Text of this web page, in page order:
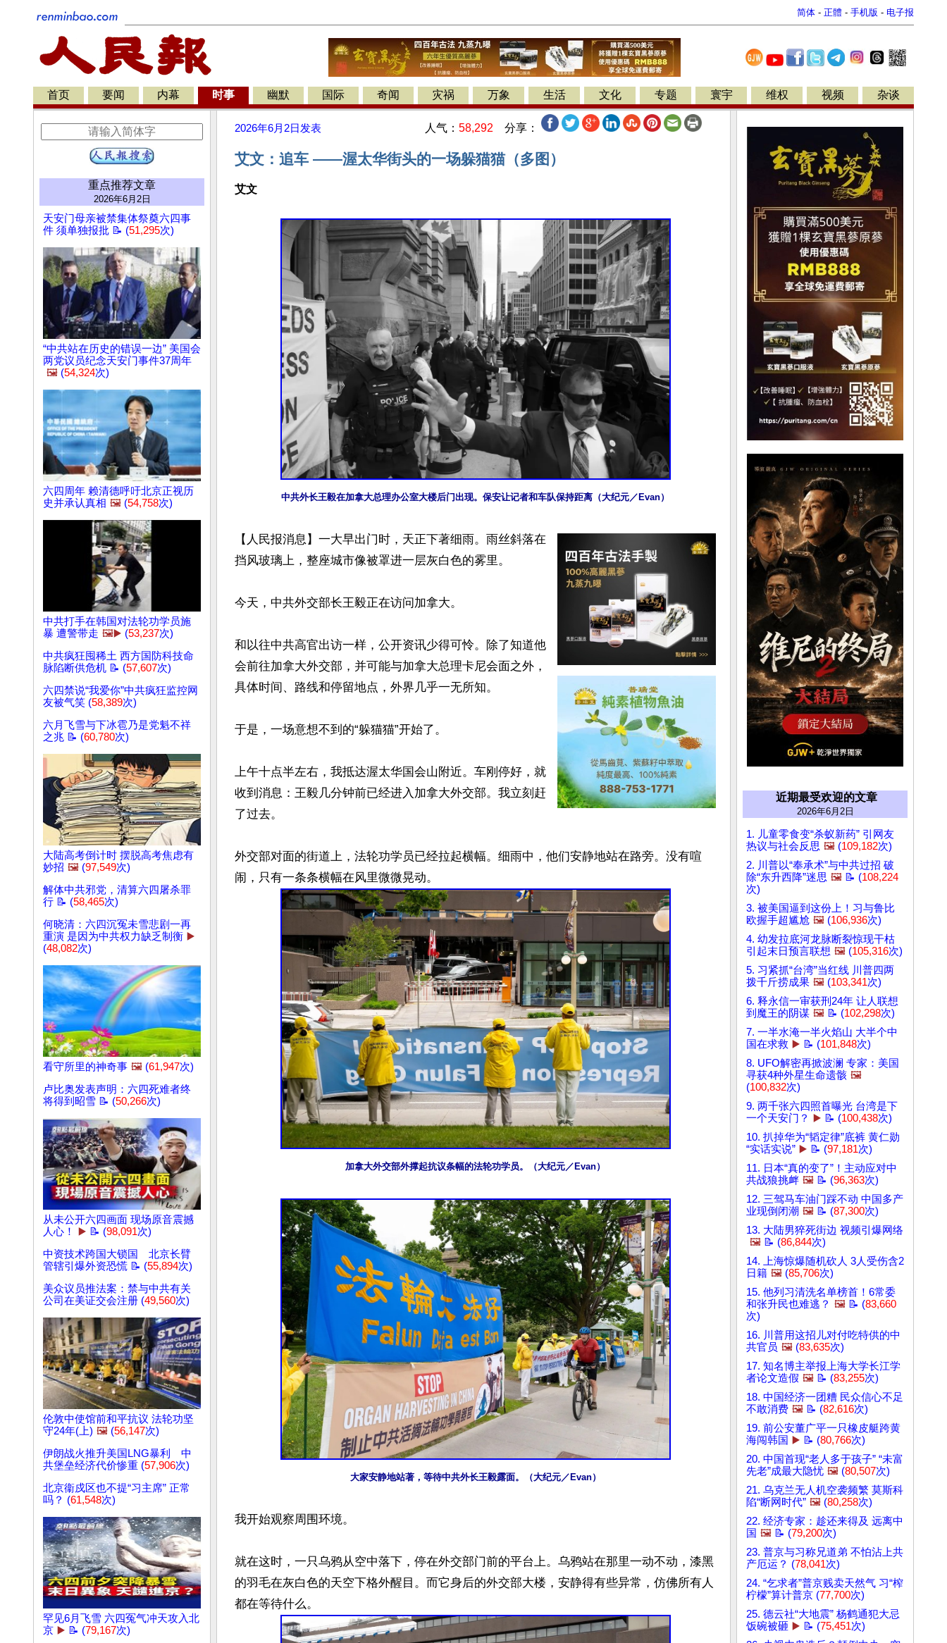
简体 - 正體 - 手机版 - 电子报
首页 要闻 内幕 时事 幽默 国际 奇闻 灾祸 万象 生活 文化 专题 寰宇 维权 视频 杂谈
重点推荐文章
2026年6月2日
天安门母亲被禁集体祭奠六四事
件 须单独报批 📝 (51,295次)
“中共站在历史的错误一边” 美国会
两党议员纪念天安门事件37周年
🖼️ (54,324次)
六四周年 赖清德呼吁北京正视历
史并承认真相 🖼️ (54,758次)
中共打手在韩国对法轮功学员施
暴 遭警带走 🖼️▶️ (53,237次)
中共疯狂囤稀土 西方国防科技命
脉陷断供危机 📝 (57,607次)
六四禁说“我爱你”中共疯狂监控网
友被气笑 (58,389次)
六月飞雪与下冰雹乃是党魁不祥
之兆 📝 (60,780次)
大陆高考倒计时 摆脱高考焦虑有
妙招 🖼️ (97,549次)
解体中共邪党，清算六四屠杀罪
行 📝 (58,465次)
何晓清：六四沉冤未雪悲剧一再
重演 是因为中共权力缺乏制衡 ▶️
(48,082次)
看守所里的神奇事 🖼️ (61,947次)
卢比奥发表声明：六四死难者终
将得到昭雪 📝 (50,266次)
从未公开六四画面 现场原音震撼
人心！
▶️ 📝 (98,091次)
中资技术跨国大锁国 北京长臂
管辖引爆外资恐慌 📝 (55,894次)
美众议员推法案：禁与中共有关
公司在美证交会注册 (49,560次)
伦敦中使馆前和平抗议 法轮功坚
守24年(上) 🖼️ (56,147次)
伊朗战火推升美国LNG暴利 中
共堡垒经济代价惨重 (57,906次)
北京衞戍区也不提“习主席” 正常
吗？ (61,548次)
罕见6月飞雪 六四冤气冲天攻入北
京 ▶️ 📝 (79,167次)
2026年6月2日 发表 人气： 58,292 分享：
艾文：追车 ——渥太华街头的一场躲猫猫（多图）
艾文
中共外长王毅在加拿大总理办公室大楼后门出现。保安让记者和车队保持距离（大纪元／Evan）
【人民报消息】一大早出门时，天正下著细雨。雨丝斜落在
挡风玻璃上，整座城市像被罩进一层灰白色的雾里。
今天，中共外交部长王毅正在访问加拿大。
和以往中共高官出访一样，公开资讯少得可怜。除了知道他
会前往加拿大外交部，并可能与加拿大总理卡尼会面之外，
具体时间、路线和停留地点，外界几乎一无所知。
于是，一场意想不到的“躲猫猫”开始了。
上午十点半左右，我抵达渥太华国会山附近。车刚停好，就
收到消息：王毅几分钟前已经进入加拿大外交部。我立刻赶
了过去。
外交部对面的街道上，法轮功学员已经拉起横幅。细雨中，他们安静地站在路旁。没有喧
加拿大外交部外撑起抗议条幅的法轮功学员。（大纪元／Evan）
大家安静地站著，等待中共外长王毅露面。（大纪元／Evan）
我开始观察周围环境。
就在这时，一只乌鸦从空中落下，停在外交部门前的平台上。乌鸦站在那里一动不动，漆黑
的羽毛在灰白色的天空下格外醒目。而它身后的外交部大楼，安静得有些异常，仿佛所有人
近期最受欢迎的文章
2026年6月2日
1. 儿童零食变“杀蚁新药” 引网友
热议与社会反思 🖼️ (109,182次)
2. 川普以“奉承术”与中共过招 破
除“东升西降”迷思 🖼️ 📝 (108,224
次)
3. 被美国逼到这份上！习与鲁比
欧握手超尴尬 🖼️ (106,936次)
4. 幼发拉底河龙脉断裂惊现干枯
引起末日预言联想 🖼️ (105,316次)
5. 习紧抓“台湾”当红线 川普四两
拨千斤捞成果 🖼️ (103,341次)
6. 释永信一审获刑24年 让人联想
到魔王的阴谋 🖼️ 📝 (102,298次)
7. 一半水淹一半火焰山 大半个中
国在求救 ▶️ 📝 (101,848次)
8. UFO解密再掀波澜 专家：美国
寻获4种外星生命遗骸 🖼️
(100,832次)
9. 两千张六四照首曝光 台湾是下
一个天安门？
▶️ 📝 (100,438次)
10. 扒掉华为“韬定律”底裤 黄仁勋
“实话实说” ▶️ 📝 (97,181次)
11. 日本“真的变了”！主动应对中
共战狼挑衅 🖼️ 📝 (96,363次)
12. 三驾马车油门踩不动 中国多产
业现倒闭潮 🖼️ 📝 (87,300次)
13. 大陆男猝死街边 视频引爆网络
🖼️ 📝 (86,844次)
14. 上海惊爆随机砍人 3人受伤含2
日籍 🖼️ (85,706次)
15. 他列习清洗名单榜首！6常委
和张升民也难逃？ 🖼️ 📝 (83,660
次)
16. 川普用这招儿对付吃特供的中
共官员 🖼️ (83,635次)
17. 知名博主举报上海大学长江学
者论文造假 🖼️ 📝 (83,255次)
18. 中国经济一团糟 民众信心不足
不敢消费 🖼️ 📝 (82,616次)
19. 前公安董广平一只橡皮艇跨黄
海闯韩国 ▶️ 📝 (80,766次)
20. 中国首现“老人多于孩子” “未富
先老”成最大隐忧 🖼️ (80,507次)
21. 乌克兰无人机空袭频繁 莫斯科
陷“断网时代” 🖼️ (80,258次)
22. 经济专家：趁还来得及 远离中
国 🖼️ 📝 (79,200次)
23. 普京与习称兄道弟 不怕沾上共
产厄运？ (78,041次)
24. “乞求者”普京贱卖天然气 习“榨
柠檬”算计普京 (77,700次)
25. 德云社“大地震” 杨鹤通犯大忌
饭碗被砸 ▶️ 📝 (75,451次)